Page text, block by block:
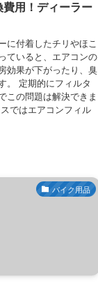
用！ディーラー
に付着したチリやほこ
ていると、エアコンの
効果が下がったり、臭
。 定期的にフィルタ
この問題は解決できま
ではエアコンフィル
バイク用品